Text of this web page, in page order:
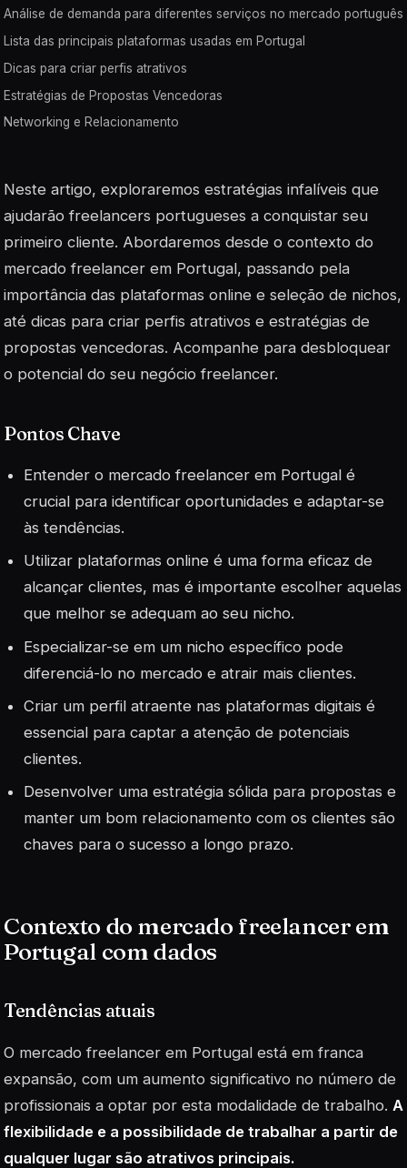
Análise de demanda para diferentes serviços no mercado português
Lista das principais plataformas usadas em Portugal
Dicas para criar perfis atrativos
Estratégias de Propostas Vencedoras
Networking e Relacionamento
Neste artigo, exploraremos estratégias infalíveis que
ajudarão freelancers portugueses a conquistar seu
primeiro cliente. Abordaremos desde o contexto do
mercado freelancer em Portugal, passando pela
importância das plataformas online e seleção de nichos,
até dicas para criar perfis atrativos e estratégias de
propostas vencedoras. Acompanhe para desbloquear
o potencial do seu negócio freelancer.
Pontos Chave
Entender o mercado freelancer em Portugal é
crucial para identificar oportunidades e adaptar-se
às tendências.
Utilizar plataformas online é uma forma eficaz de
alcançar clientes, mas é importante escolher aquelas
que melhor se adequam ao seu nicho.
Especializar-se em um nicho específico pode
diferenciá-lo no mercado e atrair mais clientes.
Criar um perfil atraente nas plataformas digitais é
essencial para captar a atenção de potenciais
clientes.
Desenvolver uma estratégia sólida para propostas e
manter um bom relacionamento com os clientes são
chaves para o sucesso a longo prazo.
Contexto do mercado freelancer em
Portugal com dados
Tendências atuais
O mercado freelancer em Portugal está em franca
expansão, com um aumento significativo no número de
profissionais a optar por esta modalidade de trabalho. A
flexibilidade e a possibilidade de trabalhar a partir de
qualquer lugar são atrativos principais.